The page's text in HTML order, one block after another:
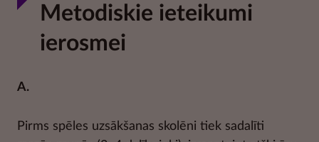
Metodiskie ieteikumi
ierosmei
A.
Pirms spēles uzsākšanas skolēni tiek sadalīti